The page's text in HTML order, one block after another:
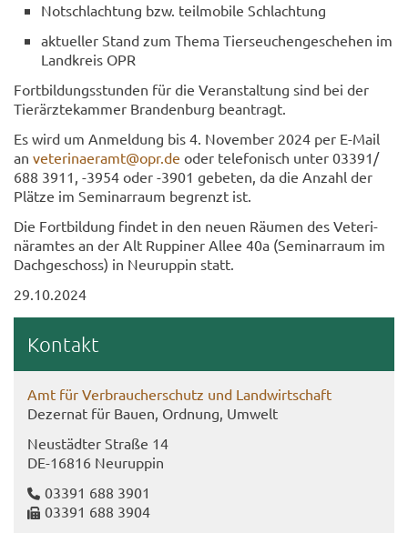
Not­schlach­tung bzw. teil­mo­bi­le Schlach­tung
ak­tu­el­ler Stand zum Thema Tier­seu­chen­ge­sche­hen im
Land­kreis OPR
Fort­bil­dungs­stun­den für die Ver­an­stal­tung sind bei der
Tier­ärz­te­kam­mer Bran­den­burg be­an­tragt.
Es wird um An­mel­dung bis 4. No­vem­ber 2024 per E-​Mail
an ve­te­ri­na­er­amt@opr.de oder te­le­fo­nisch unter 03391/
688 3911, -3954 oder -3901 ge­be­ten, da die An­zahl der
Plät­ze im Se­mi­nar­raum be­grenzt ist.
Die Fort­bil­dung fin­det in den neuen Räu­men des Ve­te­ri­
när­am­tes an der Alt Rup­pi­ner Allee 40a (Se­mi­nar­raum im
Dach­ge­schoss) in Neu­rup­pin statt.
29.10.2024
Kon­takt
Amt für Ver­brau­cher­schutz und Land­wirt­schaft
De­zer­nat für Bauen, Ord­nung, Um­welt
Neu­städ­ter Stra­ße 14
DE-​16816 Neu­rup­pin
03391 688 3901
03391 688 3904